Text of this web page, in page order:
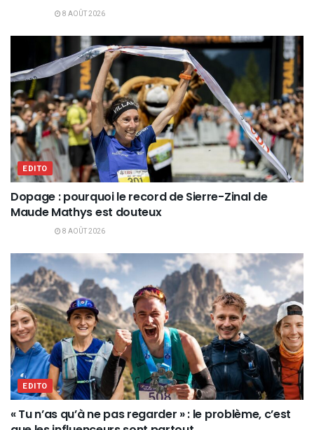
8 AOÛT 2026
EDITO
Dopage : pourquoi le record de Sierre-Zinal de
Maude Mathys est douteux
8 AOÛT 2026
EDITO
« Tu n’as qu’à ne pas regarder » : le problème, c’est